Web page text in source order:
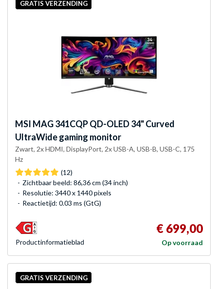
GRATIS VERZENDING
MSI MAG 341CQP QD-OLED 34" Curved
UltraWide gaming monitor
Zwart, 2x HDMI, DisplayPort, 2x USB-A, USB-B, USB-C, 175
Hz
(12)
Zichtbaar beeld: 86,36 cm (34 inch)
Resolutie: 3440 x 1440 pixels
Reactietijd: 0.03 ms (GtG)
€ 699,00
Op voorraad
Product­informatieblad
GRATIS VERZENDING